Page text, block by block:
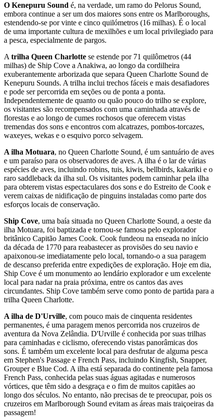
O Kenepuru Sound é, na verdade, um ramo do Pelorus Sound,
embora continue a ser um dos maiores sons entre os Marlboroughs,
estendendo-se por vinte e cinco quilómetros (16 milhas). É o local
de uma importante cultura de mexilhões e um local privilegiado para
a pesca, especialmente de pargos.
A trilha Queen Charlotte se estende por 71 quilômetros (44
milhas) de Ship Cove a Anakiwa, ao longo da cordilheira
exuberantemente arborizada que separa Queen Charlotte Sound de
Kenepuru Sounds. A trilha inclui trechos fáceis e mais desafiadores
e pode ser percorrida em seções ou de ponta a ponta.
Independentemente de quanto ou quão pouco do trilho se explore,
os visitantes são recompensados com uma caminhada através de
florestas e ao longo de cumes rochosos que oferecem vistas
tremendas dos sons e encontros com alcatrazes, pombos-torcazes,
waxeyes, wekas e o esquivo porco selvagem.
A ilha Motuara, no Queen Charlotte Sound, é um santuário de aves
e um paraíso para os observadores de aves. A ilha é o lar de várias
espécies de aves, incluindo robins, tuis, kiwis, bellbirds, kakariki e o
raro saddleback da ilha sul. Os visitantes podem caminhar pela ilha
para obterem vistas espectaculares dos sons e do Estreito de Cook e
verem caixas de nidificação de pinguins instaladas como parte dos
esforços locais de conservação.
Ship Cove, uma baía situada no Queen Charlotte Sound, a oeste da
ilha Motuara, foi baptizada e tornou-se famosa pelo explorador
britânico Capitão James Cook. Cook fundeou na enseada no início
da década de 1770 para reabastecer as provisões do seu navio e
apaixonou-se imediatamente pelo local, tornando-o a sua paragem
de descanso preferida entre expedições de exploração. Hoje em dia,
Ship Cove é um monumento ao lendário explorador e um excelente
local para nadar na praia próxima, entre os cantos das aves
circundantes. Ship Cove também serve como ponto de partida para a
trilha Queen Charlotte.
A ilha de D'Urville, com pouco mais de cinquenta residentes
permanentes, é uma paragem menos percorrida nos cruzeiros de
aventura da Nova Zelândia. D'Urville é conhecida por suas trilhas
para caminhadas e ciclismo, oferecendo vistas panorâmicas dos
sons. É também um excelente local para desfrutar de alguma pesca
em Stephen's Passage e French Pass, incluindo Kingfish, Snapper,
Grouper e Blue Cod. A ilha está separada do continente pela famosa
French Pass, conhecida pelas suas águas agitadas e numerosos
vórtices, que têm sido a desgraça e o fim de muitos capitães ao
longo dos séculos. No entanto, não precisas de te preocupar, pois os
cruzeiros em Marlborough Sound evitam as áreas mais traiçoeiras da
passagem!